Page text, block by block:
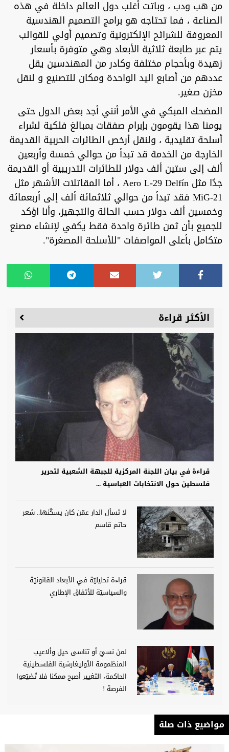
من هب ودب ، وباتت أغلب دول العالم داخلة في هذه
الصناعة ، فما تحتاجه هو برامج التصميم الهندسية
المعروفة للشرائح الإلكترونية وتصميم أولي للقوالب
يتم عبر طابعة ثلاثية الأبعاد وهي متوفرة بأسعار
زهيدة وبأحجام مختلفة وكادر من المهندسين يقل
عددهم من أصابع اليد الواحدة ومكان للتصنيع و لنقل
مخزن صغير.
المضحك المبكي في الأمر أنني أجد بعض الدول حتى
يومنا هذا يقومون بإبرام صفقات بمبالغ فلكية لشراء
أسلحة تقليدية ، ولنقل أرخص الطائرات الحربية القديمة
الخارجة من الخدمة قد تبدأ من حوالي خمسة وأربعين
ألف إلى ستين ألف دولار للطائرات التدريبية أو القديمة
جدًا مثل Aero L-29 Delfín ، أما المقاتلات الأشهر مثل
MiG-21 فقد تبدأ من حوالي ثلاثمائة ألف إلى أربعمائة
وخمسين ألف دولار حسب الحالة والتجهيز، وأنا اؤكد
للجميع بأن ثمن طائرة واحدة فقط يكفي لإنشاء مصنع
متكامل بأعلى المواصفات "للأسلحة المصغرة".
الأكثر قراءة
قراءة في بيان اللجنة المركزية للجبهة الشعبية لتحرير
فلسطين حول الانتخابات العباسية ...
لا تسأل الدار عمّن كان يسكُنها.. شعر
حاتم قاسم
قراءة تحليليّة في الأبعاد القانونيّة
والسياسيّة للأتفاق الإطاري
لمن نسيَ أو تناسى حيل وألاعيب
المنظمومة الأوليغارشية الفلسطينية
الحاكمة، التغيير أصبح ممكنا فلا تُضيّعوا
الفرصة !
مواضيع ذات صلة